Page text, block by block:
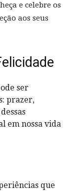
e celebre os
aos seus
ser
prazer,
em nossa vida
que